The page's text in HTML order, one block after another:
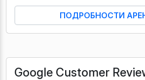
ПОДРОБНОСТИ
Google Customer